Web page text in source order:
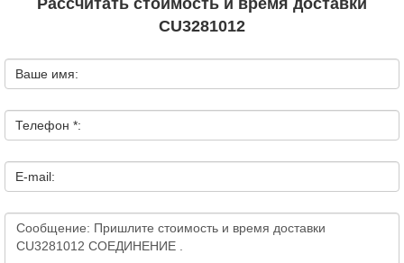
Рассчитать стоимость и время доставки
CU3281012
Ваше имя:
Телефон *:
E-mail: